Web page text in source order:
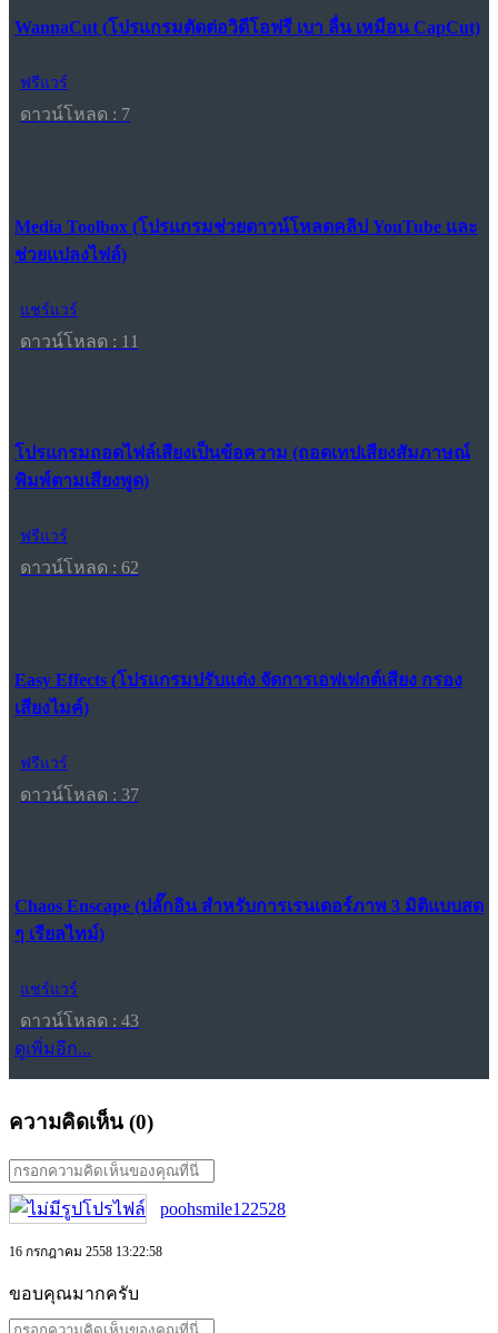
WannaCut (โปรแกรมตัดต่อวิดีโอฟรี เบา ลื่น เหมือน CapCut)
ฟรีแวร์
ดาวน์โหลด : 7
Media Toolbox (โปรแกรมช่วยดาวน์โหลดคลิป YouTube และ
ช่วยแปลงไฟล์)
แชร์แวร์
ดาวน์โหลด : 11
โปรแกรมถอดไฟล์เสียงเป็นข้อความ (ถอดเทปเสียงสัมภาษณ์
พิมพ์ตามเสียงพูด)
ฟรีแวร์
ดาวน์โหลด : 62
Easy Effects (โปรแกรมปรับแต่ง จัดการเอฟเฟกต์เสียง กรอง
เสียงไมค์)
ฟรีแวร์
ดาวน์โหลด : 37
Chaos Enscape (ปลั๊กอิน สำหรับการเรนเดอร์ภาพ 3 มิติแบบสด
ๆ เรียลไทม์)
แชร์แวร์
ดาวน์โหลด : 43
ดูเพิ่มอีก...
ความคิดเห็น (0)
poohsmile122528
16 กรกฎาคม 2558 13:22:58
ขอบคุณมากครับ